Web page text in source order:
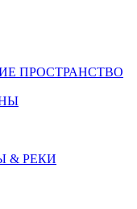
ПРОСТРАНСТВО
& РЕКИ